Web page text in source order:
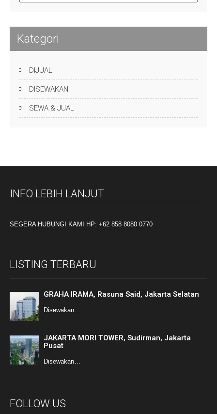
Kategori
DIJUAL
DISEWAKAN
SEWA & JUAL
INFO LEBIH LANJUT
SEGERA HUBUNGI KAMI HP: +62 858 8080 0770
LISTING TERBARU
GRAHA IRAMA, Rasuna Said, Jakarta Selatan
Disewakan…
JAKARTA MORI TOWER, Sudirman, Jakarta
Pusat
Disewakan…
FOLLOW US